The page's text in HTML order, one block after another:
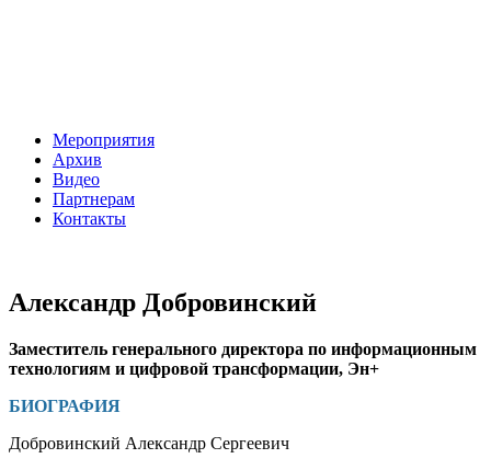
Мероприятия
Архив
Видео
Партнерам
Контакты
Александр Добровинский
Заместитель генерального директора по информационным
технологиям и цифровой трансформации, Эн+
БИОГРАФИЯ
Добровинский Александр Сергеевич